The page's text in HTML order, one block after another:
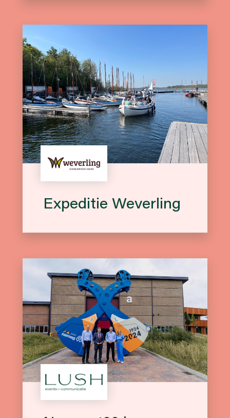
Expeditie Weverling